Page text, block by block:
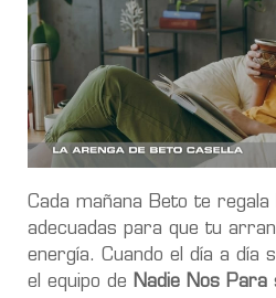
Cada mañana Beto te regala
adecuadas para que tu
energía. Cuando el día a día
el equipo de
Nadie Nos Para